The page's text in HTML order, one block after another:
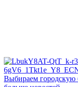
Выбираем